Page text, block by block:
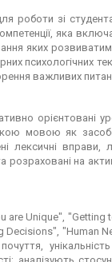
роботи зі
яка
яких
психологічних
важливих питань
орієнтовані
мовою як
лексичні вправи,
розраховані на
are Unique", "Getting
"Human